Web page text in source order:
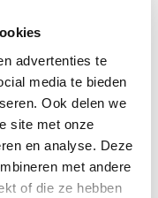
advertenties te
media te bieden
Ook delen we
site met onze
en analyse. Deze
met andere
of die ze hebben
in innovatie